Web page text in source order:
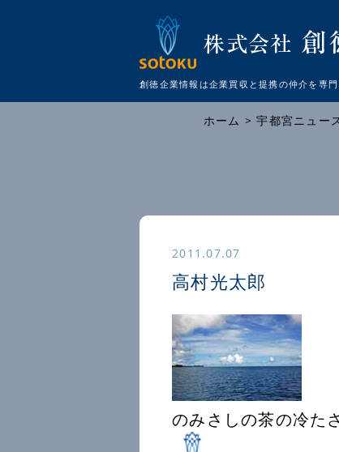
創徳企業情報は企業買収と提携の仲介を 専
ホーム >宇都宮ニュー
2011.07.07
高村光太郎
のみさしの茶の冷た